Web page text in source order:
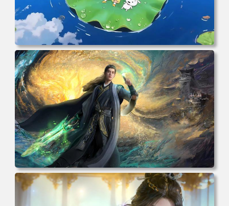
电脑壁纸 动漫角色 卡通场景 夏日休闲 夏日壁纸 治愈系 童
年回忆 荷塘荷叶 蜡笔小新 电脑桌面 高清壁纸 壁纸下载 壁
纸大全
电脑壁纸 动漫 凡人修仙传 韩立 结婴 4k壁纸 3840x2160 电
脑桌面 高清壁纸 壁纸下载 壁纸大全